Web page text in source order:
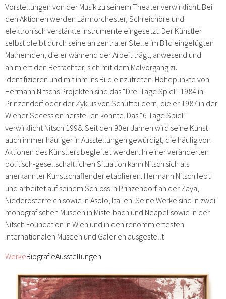
Vorstellungen von der Musik zu seinem Theater verwirklicht. Bei
den Aktionen werden Lärmorchester, Schreichöre und
elektronisch verstärkte Instrumente eingesetzt. Der Künstler
selbst bleibt durch seine an zentraler Stelle im Bild eingefügten
Malhemden, die er während der Arbeit trägt, anwesend und
animiert den Betrachter, sich mit dem Malvorgang zu
identifizieren und mit ihm ins Bild einzutreten. Höhepunkte von
Hermann Nitschs Projekten sind das “Drei Tage Spiel” 1984 in
Prinzendorf oder der Zyklus von Schüttbildern, die er 1987 in der
Wiener Secession herstellen konnte. Das “6 Tage Spiel”
verwirklicht Nitsch 1998. Seit den 90er Jahren wird seine Kunst
auch immer häufiger in Ausstellungen gewürdigt, die häufig von
Aktionen des Künstlers begleitet werden. In einer veränderten
politisch-gesellschaftlichen Situation kann Nitsch sich als
anerkannter Kunstschaffender etablieren. Hermann Nitsch lebt
und arbeitet auf seinem Schloss in Prinzendorf an der Zaya,
Niederösterreich sowie in Asolo, Italien. Seine Werke sind in zwei
monografischen Museen in Mistelbach und Neapel sowie in der
Nitsch Foundation in Wien und in den renommiertesten
internationalen Museen und Galerien ausgestellt
WerkeBiografieAusstellungen